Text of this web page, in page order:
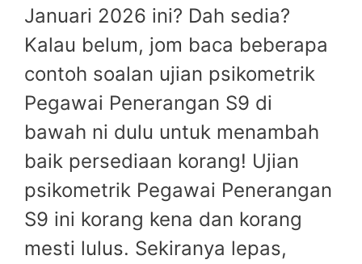
Januari 2026 ini? Dah sedia?
Kalau belum, jom baca beberapa
contoh soalan ujian psikometrik
Pegawai Penerangan S9 di
bawah ni dulu untuk menambah
baik persediaan korang! Ujian
psikometrik Pegawai Penerangan
S9 ini korang kena dan korang
mesti lulus. Sekiranya lepas,